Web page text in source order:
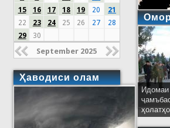
15
16 17 18 19 20
21
22
23 24 25 26 27
28
29
30
September 2025
Ҳаводиси олам
Идомаи